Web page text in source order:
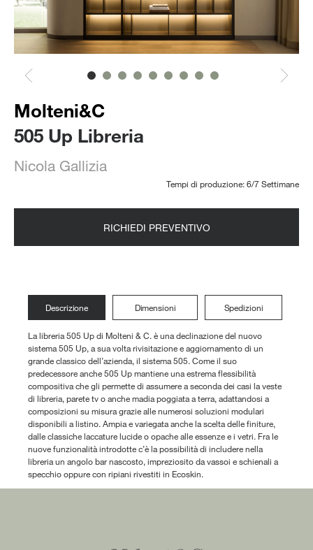
Molteni&C
505 Up Libreria
Nicola Gallizia
Tempi di produzione: 6/7 Settimane
RICHIEDI PREVENTIVO
Descrizione Dimensioni Spedizioni
La libreria 505 Up di Molteni & C. è una declinazione del nuovo
sistema 505 Up, a sua volta rivisitazione e aggiornamento di un
grande classico dell’azienda, il sistema 505. Come il suo
predecessore anche 505 Up mantiene una estrema flessibilità
compositiva che gli permette di assumere a seconda dei casi la veste
di libreria, parete tv o anche madia poggiata a terra, adattandosi a
composizioni su misura grazie alle numerosi soluzioni modulari
disponibili a listino. Ampia e variegata anche la scelta delle finiture,
dalle classiche laccature lucide o opache alle essenze e i vetri. Fra le
nuove funzionalità introdotte c’è la possibilità di includere nella
libreria un angolo bar nascosto, impreziosito da vassoi e schienali a
specchio oppure con ripiani rivestiti in Ecoskin.